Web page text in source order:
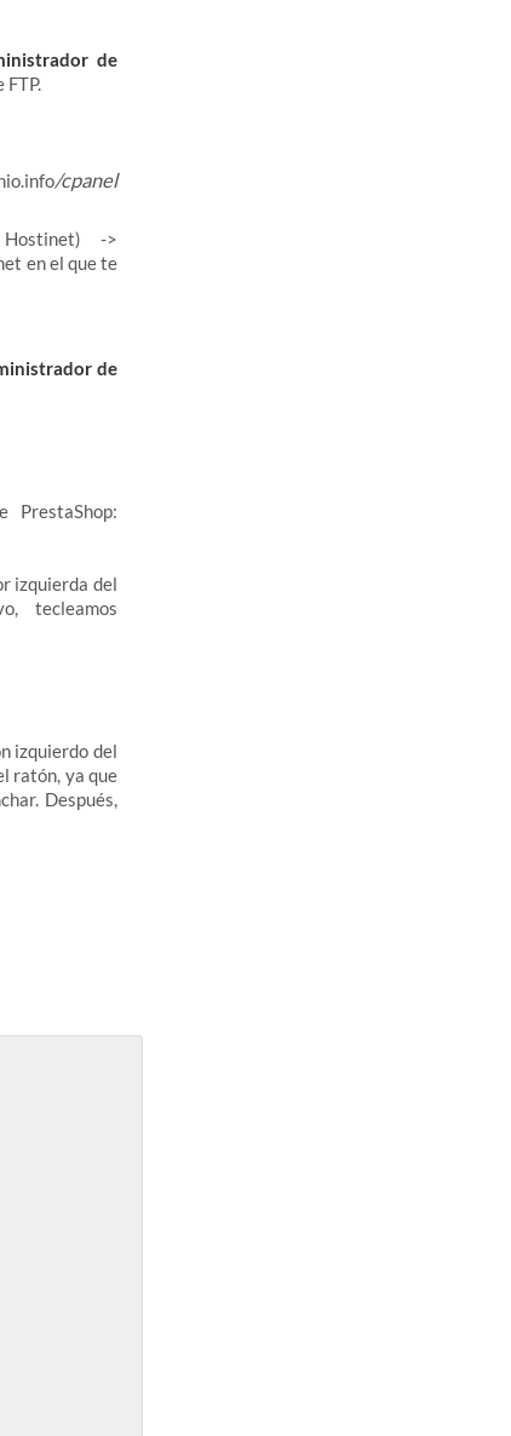
de
FTP.
/cpanel
->
en el que te
de
izquierda del
tecleamos
izquierdo del
ratón, ya que
Después,